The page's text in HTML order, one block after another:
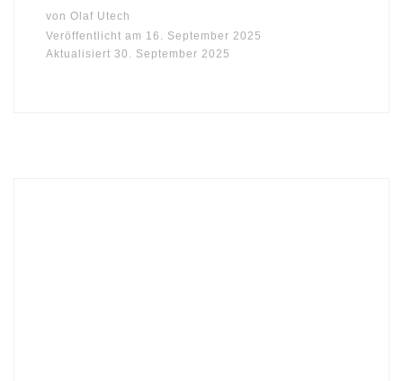
vonOlaf Utech
Veröffentlicht am 16. September 2025
Aktualisiert30. September 2025